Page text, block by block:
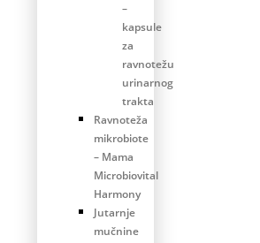
–
kapsule
za
ravnotežu
urinarnog
trakta
Ravnoteža
mikrobiote
– Mama
Microbiovital
Harmony
Jutarnje
mučnine